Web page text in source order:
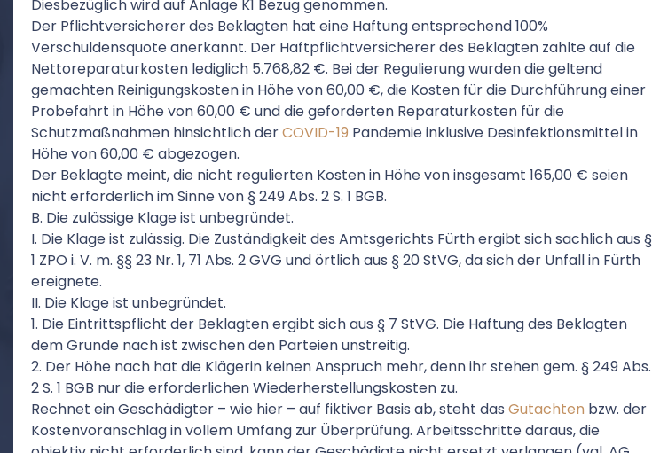
Diesbezüglich wird auf Anlage K1 Bezug genommen.
Der Pflichtversicherer des Beklagten hat eine Haftung entsprechend 100%
Verschuldensquote anerkannt. Der Haftpflichtversicherer des Beklagten zahlte auf die
Nettoreparaturkosten lediglich 5.768,82 €. Bei der Regulierung wurden die geltend
gemachten Reinigungskosten in Höhe von 60,00 €, die Kosten für die Durchführung einer
Probefahrt in Höhe von 60,00 € und die geforderten Reparaturkosten für die
Schutzmaßnahmen hinsichtlich derCOVID-19 Pandemie inklusive Desinfektionsmittel in
Höhe von 60,00 € abgezogen.
Der Beklagte meint, die nicht regulierten Kosten in Höhe von insgesamt 165,00 € seien
nicht erforderlich im Sinne von § 249 Abs. 2 S. 1 BGB.
B. Die zulässige Klage ist unbegründet.
I. Die Klage ist zulässig. Die Zuständigkeit des Amtsgerichts Fürth ergibt sich sachlich aus §
1 ZPO i. V. m. §§ 23 Nr. 1, 71 Abs. 2 GVG und örtlich aus § 20 StVG, da sich der Unfall in Fürth
ereignete.
II. Die Klage ist unbegründet.
1. Die Eintrittspflicht der Beklagten ergibt sich aus § 7 StVG. Die Haftung des Beklagten
dem Grunde nach ist zwischen den Parteien unstreitig.
2. Der Höhe nach hat die Klägerin keinen Anspruch mehr, denn ihr stehen gem. § 249 Abs.
2 S. 1 BGB nur die erforderlichen Wiederherstellungskosten zu.
Rechnet ein Geschädigter – wie hier – auf fiktiver Basis ab, steht das Gutachten bzw. der
Kostenvoranschlag in vollem Umfang zur Überprüfung. Arbeitsschritte daraus, die